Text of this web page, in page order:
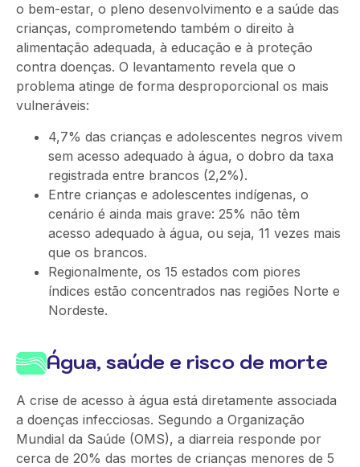
o bem-estar, o pleno desenvolvimento e a saúde das
crianças, comprometendo também o direito à
alimentação adequada, à educação e à proteção
contra doenças. O levantamento revela que o
problema atinge de forma desproporcional os mais
vulneráveis:
4,7% das crianças e adolescentes negros vivem
sem acesso adequado à água, o dobro da taxa
registrada entre brancos (2,2%).
Entre crianças e adolescentes indígenas, o
cenário é ainda mais grave: 25% não têm
acesso adequado à água, ou seja, 11 vezes mais
que os brancos.
Regionalmente, os 15 estados com piores
índices estão concentrados nas regiões Norte e
Nordeste.
Água, saúde e risco de morte
A crise de acesso à água está diretamente associada
a doenças infecciosas. Segundo a Organização
Mundial da Saúde (OMS), a diarreia responde por
cerca de 20% das mortes de crianças menores de 5